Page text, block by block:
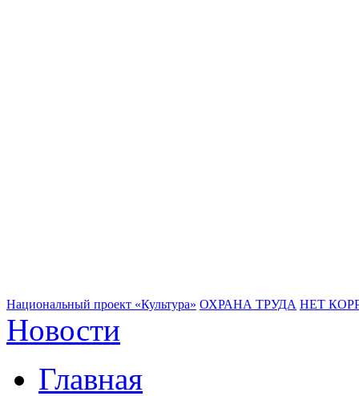
Национальный проект «Культура» ОХРАНА ТРУДА НЕТ
Новости
Главная